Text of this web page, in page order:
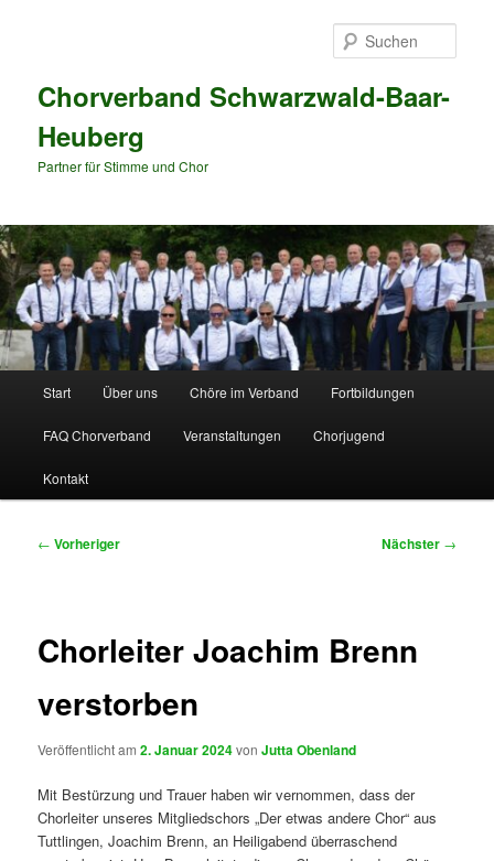
Chorverband Schwarzwald-Baar-
Heuberg
Partner für Stimme und Chor
Start Über uns Chöre im Verband Fortbildungen
FAQ Chorverband Veranstaltungen Chorjugend
Kontakt
Beitragsnavigation
← Vorheriger Nächster →
Chorleiter Joachim Brenn
verstorben
Veröffentlicht am2. Januar 2024vonJutta Obenland
Mit Bestürzung und Trauer haben wir vernommen, dass der
Chorleiter unseres Mitgliedschors „Der etwas andere Chor“ aus
Tuttlingen, Joachim Brenn, an Heiligabend überraschend